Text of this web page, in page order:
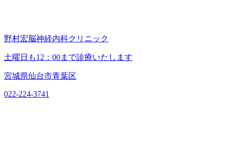
野村宏脳神経内科クリニック
土曜日も12：00まで診療いたします
宮城県仙台市青葉区
022-224-3741